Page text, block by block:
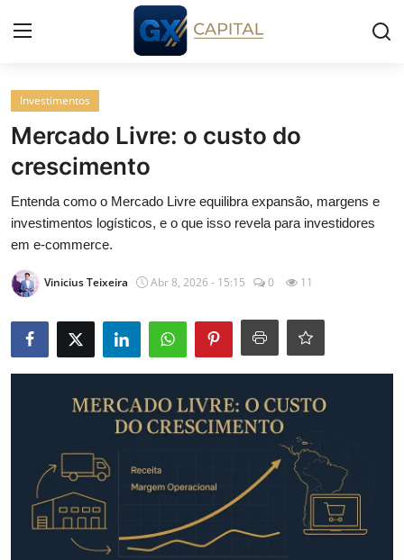
Entrar
Cursos
Simuladores
Wealth
Histórias
Contato
Crédito Empresarial
Newsletter
Radar Econômico
Investimentos
Mercado Livre: o custo do
crescimento
Entenda como o Mercado Livre equilibra expansão, margens e
investimentos logísticos, e o que isso revela para investidores
em e-commerce.
Vinicius Teixeira Abr 8, 2026 - 15:15 0 11